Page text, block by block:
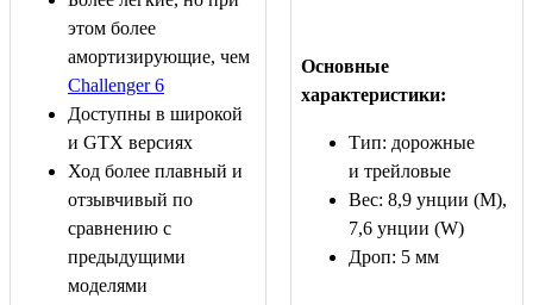
этом более
амортизирующие, чем
Challenger 6
Доступны в широкой
и GTX версиях
Ход более плавный и
отзывчивый по
сравнению с
предыдущими
моделями
Основные
характеристики:
Тип: дорожные
и трейловые
Вес: 8,9 унции (M),
7,6 унции (W)
Дроп: 5 мм